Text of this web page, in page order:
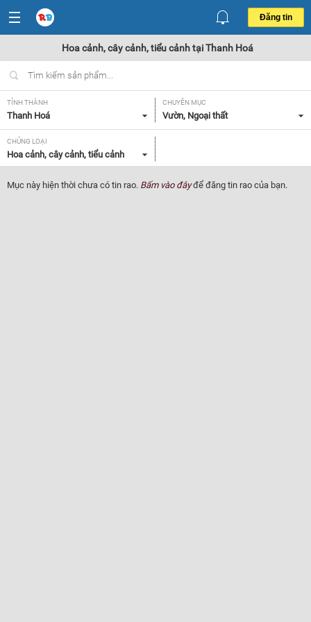
Đăng tin
Hoa cảnh, cây cảnh, tiểu cảnh tại Thanh Hoá
TỈNH THÀNH
Thanh Hoá
CHUYÊN MỤC
Vườn, Ngoại thất
CHỦNG LOẠI
Hoa cảnh, cây cảnh, tiểu cảnh
Mục này hiện thời chưa có tin rao. Bấm vào đâyđể đăng tin rao của bạn.